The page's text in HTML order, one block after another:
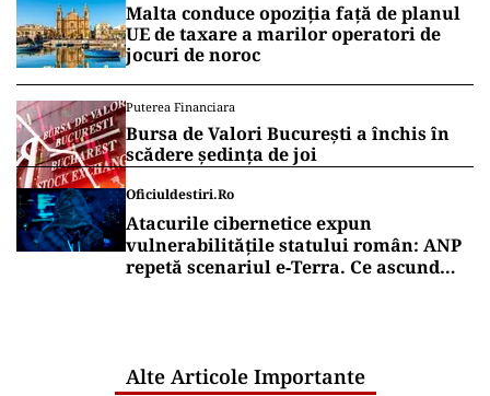
Malta conduce opoziția față de planul
UE de taxare a marilor operatori de
jocuri de noroc
Puterea Financiara
Bursa de Valori București a închis în
scădere ședința de joi
Oficiuldestiri.ro
Atacurile cibernetice expun
vulnerabilitățile statului român: ANP
repetă scenariul e‑Terra. Ce ascund
Alte Articole Importante